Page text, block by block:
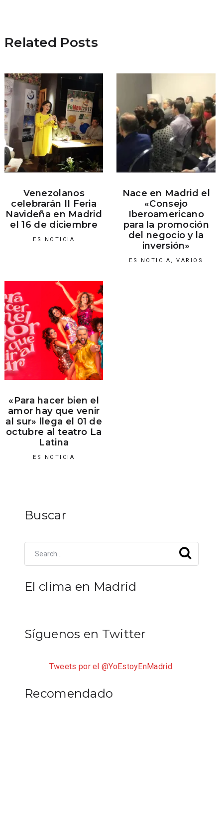
Related Posts
Venezolanos
celebrarán II Feria
Navideña en Madrid
el 16 de diciembre
ES NOTICIA
Nace en Madrid el
«Consejo
Iberoamericano
para la promoción
del negocio y la
inversión»
ES NOTICIA ,VARIOS
«Para hacer bien el
amor hay que venir
al sur» llega el 01 de
octubre al teatro La
Latina
ES NOTICIA
Buscar
El clima en Madrid
Síguenos en Twitter
Tweets por el @YoEstoyEnMadrid.
Recomendado